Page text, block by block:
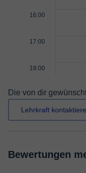
16:00
17:00
18:00
Die von dir
Lehrkraft
Bewertungen